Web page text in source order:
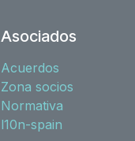
Asociados
Acuerdos
Zona socios
Normativa
l10n-spain